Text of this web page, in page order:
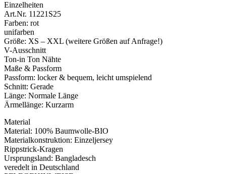
Einzelheiten
Art.Nr. 11221S25
Farben: rot
unifarben
Größe: XS – XXL (weitere Größen auf Anfrage!)
V-Ausschnitt
Ton-in Ton Nähte
Maße & Passform
Passform: locker & bequem, leicht umspielend
Schnitt: Gerade
Länge: Normale Länge
Ärmellänge: Kurzarm
Material
Material: 100% Baumwolle-BIO
Materialkonstruktion: Einzeljersey
Rippstrick-Kragen
Ursprungsland: Bangladesch
veredelt in Deutschland